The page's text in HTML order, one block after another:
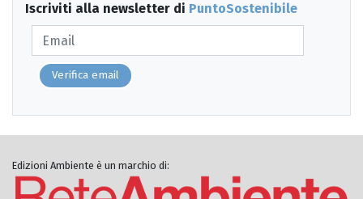
Iscriviti alla newsletter di PuntoSostenibile
Verifica email
Edizioni Ambiente è un marchio di: